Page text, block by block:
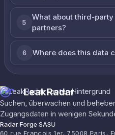
5
What about third-
partners?
6 Where does this data
LeakRadar
Suchen, überwachen und
Zugangsdaten in wenigen
Radar Forge SASU
60 rue François 1er, 75008 Paris,